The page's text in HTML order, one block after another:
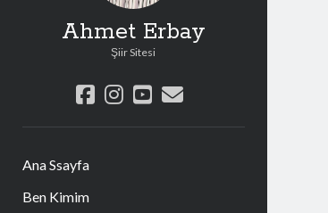
Ahmet Erbay
Şiir Sitesi
facebook
instagram
youtube
e-
Ana Ssayfa
Ben Kimim